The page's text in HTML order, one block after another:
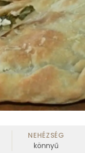
NEHÉZSÉG
könnyű